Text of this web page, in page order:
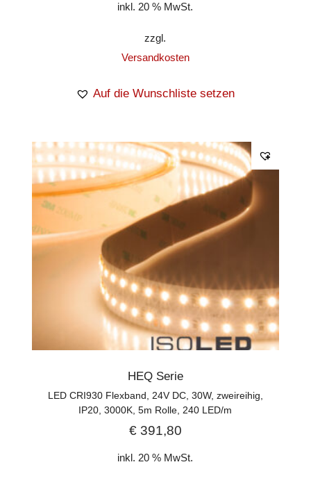
inkl. 20 % MwSt.
zzgl.
Versandkosten
Auf die Wunschliste setzen
HEQ Serie
LED CRI930 Flexband, 24V DC, 30W, zweireihig,
IP20, 3000K, 5m Rolle, 240 LED/m
€391,80
inkl. 20 % MwSt.